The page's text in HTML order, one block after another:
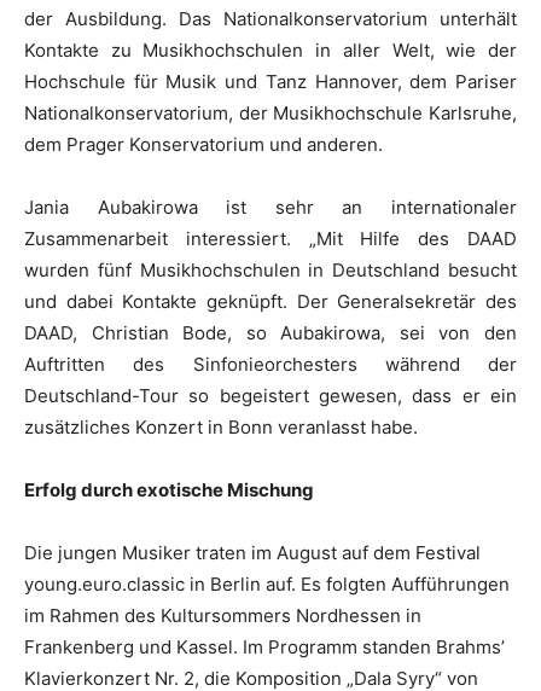
der Ausbildung. Das Nationalkonservatorium unterhält
Kontakte zu Musikhochschulen in aller Welt, wie der
Hochschule für Musik und Tanz Hannover, dem Pariser
Nationalkonservatorium, der Musikhochschule Karlsruhe,
dem Prager Konservatorium und anderen.
Jania Aubakirowa ist sehr an internationaler
Zusammenarbeit interessiert. „Mit Hilfe des DAAD
wurden fünf Musikhochschulen in Deutschland besucht
und dabei Kontakte geknüpft. Der Generalsekretär des
DAAD, Christian Bode, so Aubakirowa, sei von den
Auftritten des Sinfonieorchesters während der
Deutschland-Tour so begeistert gewesen, dass er ein
zusätzliches Konzert in Bonn veranlasst habe.
Erfolg durch exotische Mischung
Die jungen Musiker traten im August auf dem Festival
young.euro.classic in Berlin auf. Es folgten Aufführungen
im Rahmen des Kultursommers Nordhessen in
Frankenberg und Kassel. Im Programm standen Brahms’
Klavierkonzert Nr. 2, die Komposition „Dala Syry“ von